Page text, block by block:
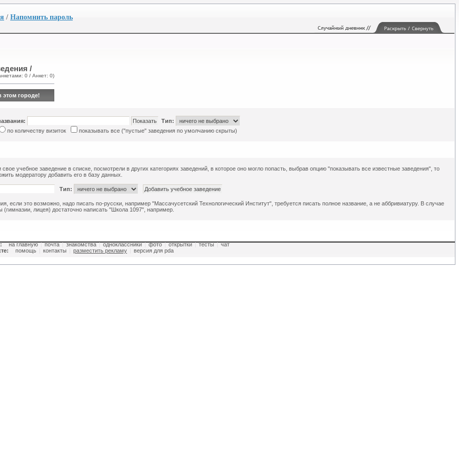
/ Напомнить пароль
/
0 / Анкет: 0)
этом городе!
Тип:
по количеству визиток показывать все ("пустые" заведения по умолчанию скрыты)
учебное заведение в списке, посмотрели в других категориях заведений, в которое оно могло попасть, выбрав опцию "показывать все известные заведения", то
модератору добавить его в базу данных.
Тип:
если это возможно, надо писать по-русски, например "Массачусетский Технологический Институт", требуется писать полное название, а не аббривиатуру. В случае
(гимназии, лицея) достаточно написать "Школа 1097", например.
на главную | почта | знакомства | одноклассники | фото | открытки | тесты | чат
помощь контакты разместить рекламу версия для pda